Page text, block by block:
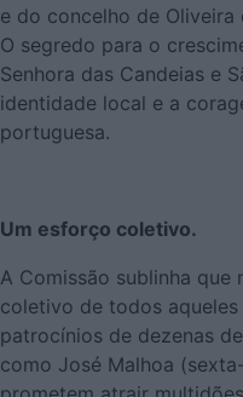
e do concelho de Oliveira
O segredo para o
Senhora das Candeias e
identidade local e a
portuguesa.
Um esforço coletivo.
A Comissão sublinha
coletivo de todos
patrocínios de dezenas
como José Malhoa